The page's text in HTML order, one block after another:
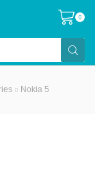
0
Nokia 5